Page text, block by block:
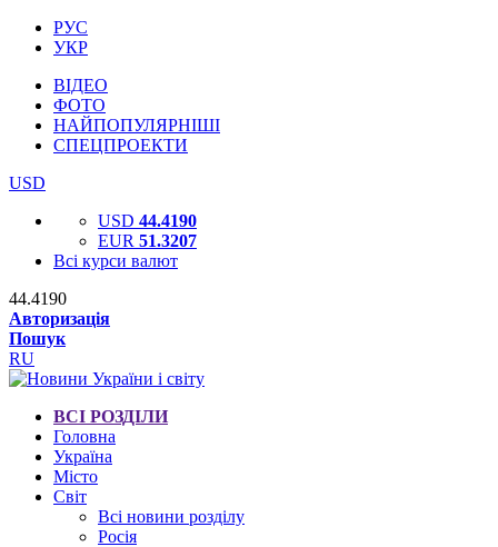
РУС
УКР
ВІДЕО
ФОТО
НАЙПОПУЛЯРНІШІ
СПЕЦПРОЕКТИ
USD
USD 44.4190
EUR 51.3207
Всі курси валют
44.4190
Авторизація
Пошук
RU
ВСІ РОЗДІЛИ
Головна
Україна
Місто
Світ
Всі новини розділу
Росія